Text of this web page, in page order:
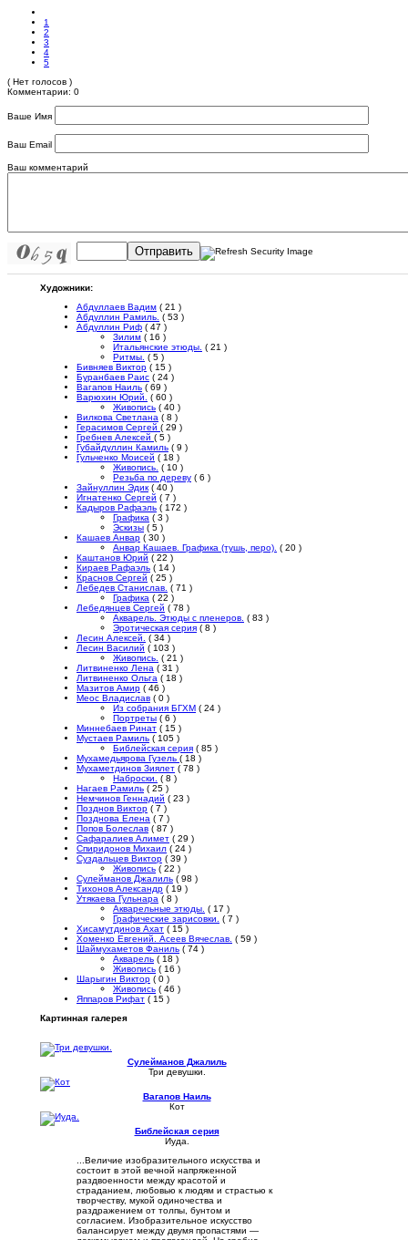
1
2
3
4
5
( Нет голосов )
Комментарии: 0
Ваше Имя
Ваш Email
Ваш комментарий
Отправить
Художники:
Абдуллаев Вадим ( 21 )
Абдуллин Рамиль. ( 53 )
Абдуллин Риф ( 47 )
Зилим ( 16 )
Итальянские этюды. ( 21 )
Ритмы. ( 5 )
Бивняев Виктор ( 15 )
Буранбаев Раис ( 24 )
Вагапов Наиль ( 69 )
Варюхин Юрий. ( 60 )
Живопись ( 40 )
Вилкова Светлана ( 8 )
Герасимов Сергей ( 29 )
Гребнев Алексей ( 5 )
Губайдуллин Камиль ( 9 )
Гульченко Моисей ( 18 )
Живопись. ( 10 )
Резьба по дереву ( 6 )
Зайнуллин Эдик ( 40 )
Игнатенко Сергей ( 7 )
Кадыров Рафаэль ( 172 )
Графика ( 3 )
Эскизы ( 5 )
Кашаев Анвар ( 30 )
Анвар Кашаев. Графика (тушь, перо). ( 20 )
Каштанов Юрий ( 22 )
Кираев Рафаэль ( 14 )
Краснов Сергей ( 25 )
Лебедев Станислав. ( 71 )
Графика ( 22 )
Лебедянцев Сергей ( 78 )
Акварель. Этюды с пленеров. ( 83 )
Эротическая серия ( 8 )
Лесин Алексей. ( 34 )
Лесин Василий ( 103 )
Живопись. ( 21 )
Литвиненко Лена ( 31 )
Литвиненко Ольга ( 18 )
Мазитов Амир ( 46 )
Меос Владислав ( 0 )
Из собрания БГХМ ( 24 )
Портреты ( 6 )
Миннебаев Ринат ( 15 )
Мустаев Рамиль ( 105 )
Библейская серия ( 85 )
Мухамедьярова Гузель ( 18 )
Мухаметдинов Зиялет ( 78 )
Наброски. ( 8 )
Нагаев Рамиль ( 25 )
Немчинов Геннадий ( 23 )
Позднов Виктор ( 7 )
Позднова Елена ( 7 )
Попов Болеслав ( 87 )
Сафаралиев Алимет ( 29 )
Спиридонов Михаил ( 24 )
Суздальцев Виктор ( 39 )
Живопись ( 22 )
Сулейманов Джалиль ( 98 )
Тихонов Александр ( 19 )
Утякаева Гульнара ( 8 )
Акварельные этюды. ( 17 )
Графические зарисовки. ( 7 )
Хисамутдинов Ахат ( 15 )
Хоменко Евгений. Асеев Вячеслав. ( 59 )
Шаймухаметов Фаниль ( 74 )
Акварель ( 18 )
Живопись ( 16 )
Шарыгин Виктор ( 0 )
Живопись ( 46 )
Яппаров Рифат ( 15 )
Картинная галерея
Сулейманов Джалиль
Три девушки.
Вагапов Наиль
Кот
Библейская серия
Иуда.
...Величие изобразительного искусства и
состоит в этой вечной напряженной
раздвоенности между красотой и
страданием, любовью к людям и страстью к
творчеству, мукой одиночества и
раздражением от толпы, бунтом и
согласием. Изобразительное искусство
балансирует между двумя пропастями —